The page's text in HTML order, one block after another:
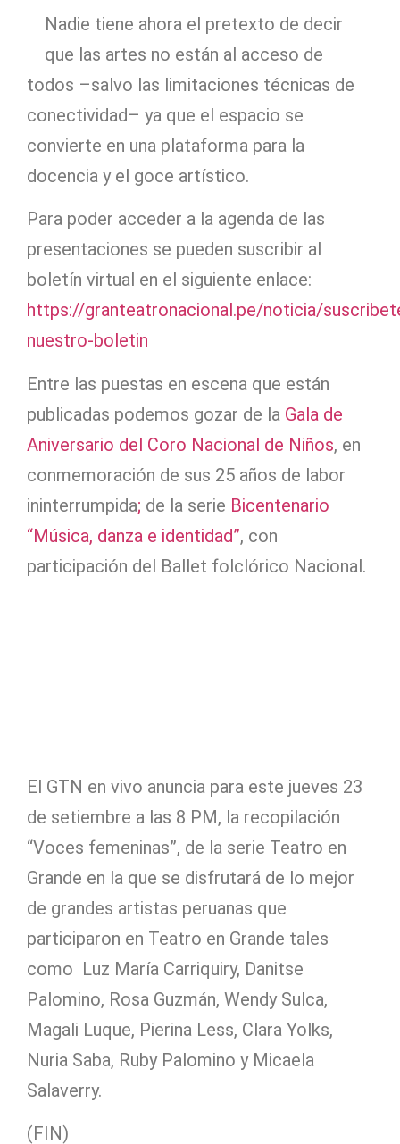
Nadie tiene ahora el pretexto de decir
que las artes no están al acceso de
todos –salvo las limitaciones técnicas de
conectividad– ya que el espacio se
convierte en una plataforma para la
docencia y el goce artístico.
Para poder acceder a la agenda de las
presentaciones se pueden suscribir al
boletín virtual en el siguiente enlace:
https://granteatronacional.pe/noticia/
nuestro-boletin
Entre las puestas en escena que están
publicadas podemos gozar de la Gala de
Aniversario del Coro Nacional de Niños, en
conmemoración de sus 25 años de labor
ininterrumpida; de la serie Bicentenario
“Música, danza e identidad”, con
participación del Ballet folclórico Nacional.
El GTN en vivo anuncia para este jueves 23
de setiembre a las 8 PM, la recopilación
“Voces femeninas”, de la serie Teatro en
Grande en la que se disfrutará de lo mejor
de grandes artistas peruanas que
participaron en Teatro en Grande tales
como Luz María Carriquiry, Danitse
Palomino, Rosa Guzmán, Wendy Sulca,
Magali Luque, Pierina Less, Clara Yolks,
Nuria Saba, Ruby Palomino y Micaela
Salaverry.
(FIN)